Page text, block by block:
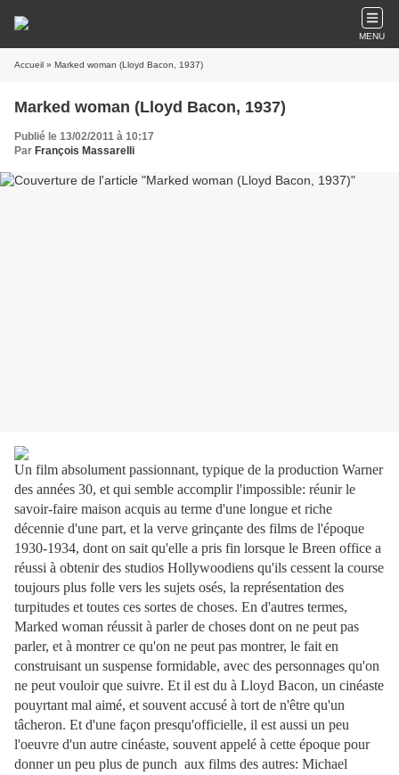
MENU
Accueil » Marked woman (Lloyd Bacon, 1937)
Marked woman (Lloyd Bacon, 1937)
Publié le 13/02/2011 à 10:17
Par François Massarelli
Un film absolument passionnant, typique de la production Warner
des années 30, et qui semble accomplir l'impossible: réunir le
savoir-faire maison acquis au terme d'une longue et riche
décennie d'une part, et la verve grinçante des films de l'époque
1930-1934, dont on sait qu'elle a pris fin lorsque le Breen office a
réussi à obtenir des studios Hollywoodiens qu'ils cessent la course
toujours plus folle vers les sujets osés, la représentation des
turpitudes et toutes ces sortes de choses. En d'autres termes,
Marked woman réussit à parler de choses dont on ne peut pas
parler, et à montrer ce qu'on ne peut pas montrer, le fait en
construisant un suspense formidable, avec des personnages qu'on
ne peut vouloir que suivre. Et il est du à Lloyd Bacon, un cinéaste
pouyrtant mal aimé, et souvent accusé à tort de n'être qu'un
tâcheron. Et d'une façon presqu'officielle, il est aussi un peu
l'oeuvre d'un autre cinéaste, souvent appelé à cette époque pour
donner un peu plus de punch aux films des autres: Michael